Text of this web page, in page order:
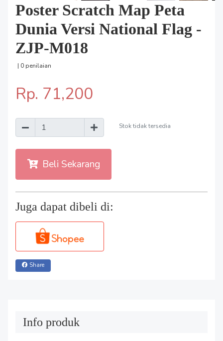
Poster Scratch Map Peta
Dunia Versi National Flag -
ZJP-M018
| 0 penilaian
Rp. 71,200
Stok tidak tersedia
Beli Sekarang
Juga dapat dibeli di:
Share
Info produk